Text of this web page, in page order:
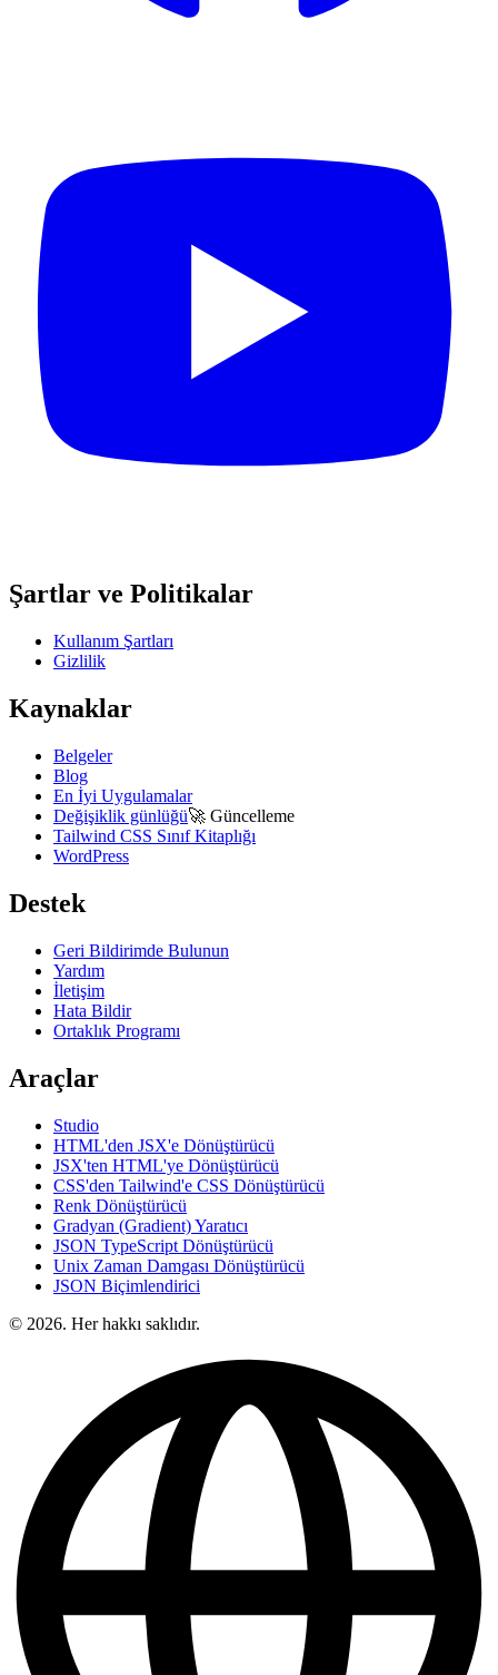
Şartlar ve Politikalar
Kullanım Şartları
Gizlilik
Kaynaklar
Belgeler
Blog
En İyi Uygulamalar
Değişiklik günlüğü🚀 Güncelleme
Tailwind CSS Sınıf Kitaplığı
WordPress
Destek
Geri Bildirimde Bulunun
Yardım
İletişim
Hata Bildir
Ortaklık Programı
Araçlar
Studio
HTML'den JSX'e Dönüştürücü
JSX'ten HTML'ye Dönüştürücü
CSS'den Tailwind'e CSS Dönüştürücü
Renk Dönüştürücü
Gradyan (Gradient) Yaratıcı
JSON TypeScript Dönüştürücü
Unix Zaman Damgası Dönüştürücü
JSON Biçimlendirici
© 2026. Her hakkı saklıdır.